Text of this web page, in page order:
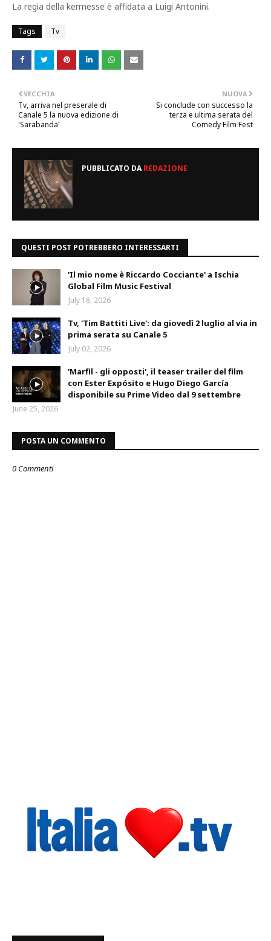
La regia della kermesse è affidata a Luigi Antonini.
Tags Tv
NUOVA
Si conclude con successo la
terza e ultima serata del
Comedy Film Fest
VECCHIA
Tv, arriva nel preserale di
Canale 5 la nuova edizione di
'Sarabanda'
PUBBLICATO DAREDAZIONE
QUESTI POST POTREBBERO INTERESSARTI
'Il mio nome è Riccardo Cocciante' a Ischia
Global Film Music Festival
July 18, 2026
Tv, 'Tim Battiti Live': da giovedì 2 luglio al via in
prima serata su Canale 5
July 02, 2026
'Marfil - gli opposti', il teaser trailer del film
con Ester Expósito e Hugo Diego García
disponibile su Prime Video dal 9 settembre
June 25, 2026
POSTA UN COMMENTO
0 Commenti